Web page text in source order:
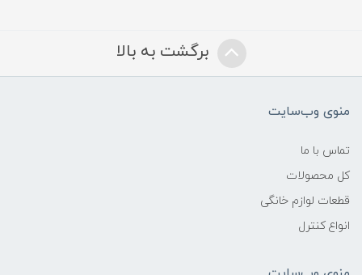
برگشت به بالا
منوی وب‌سایت
تماس با ما
کل محصولات
قطعات لوازم خانگی
انواع کنترل